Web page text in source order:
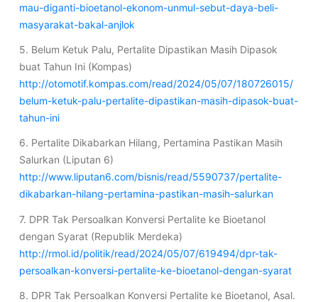
mau-diganti-bioetanol-ekonom-unmul-sebut-daya-beli-
masyarakat-bakal-anjlok
5. Belum Ketuk Palu, Pertalite Dipastikan Masih Dipasok
buat Tahun Ini (Kompas)
http://otomotif.kompas.com/read/2024/05/07/180726015/
belum-ketuk-palu-pertalite-dipastikan-masih-dipasok-buat-
tahun-ini
6. Pertalite Dikabarkan Hilang, Pertamina Pastikan Masih
Salurkan (Liputan 6)
http://www.liputan6.com/bisnis/read/5590737/pertalite-
dikabarkan-hilang-pertamina-pastikan-masih-salurkan
7. DPR Tak Persoalkan Konversi Pertalite ke Bioetanol
dengan Syarat (Republik Merdeka)
http://rmol.id/politik/read/2024/05/07/619494/dpr-tak-
persoalkan-konversi-pertalite-ke-bioetanol-dengan-syarat
8. DPR Tak Persoalkan Konversi Pertalite ke Bioetanol, Asal.